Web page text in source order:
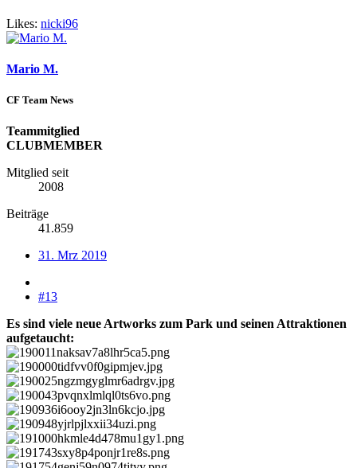
Likes: nicki96
Mario M.
CF Team News
Teammitglied
CLUBMEMBER
Mitglied seit
2008
Beiträge
41.859
31. Mrz 2019
#13
Es sind viele neue Artworks zum Park und seinen Attraktionen
aufgetaucht: